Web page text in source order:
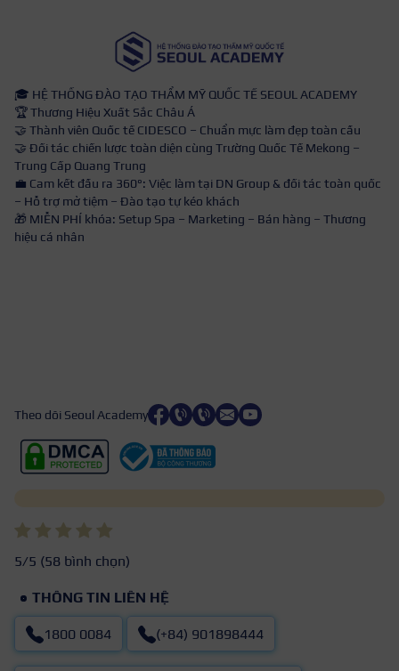
🎓 HỆ THỐNG ĐÀO TẠO THẨM MỸ QUỐC TẾ SEOUL ACADEMY
🏆 Thương Hiệu Xuất Sắc Châu Á
🤝 Thành viên Quốc tế CIDESCO – Chuẩn mực làm đẹp toàn cầu
🤝 Đối tác chiến lược toàn diện cùng Trường Quốc Tế Mekong –
Trung Cấp Quang Trung
💼 Cam kết đầu ra 360°: Việc làm tại DN Group & đối tác toàn quốc
– Hỗ trợ mở tiệm – Đào tạo tự kéo khách
🎁 MIỄN PHÍ khóa: Setup Spa – Marketing – Bán hàng – Thương
hiệu cá nhân
Theo dõi Seoul Academy
5/5 (58 bình chọn)
THÔNG TIN LIÊN HỆ
1800 0084 (+84) 901898444